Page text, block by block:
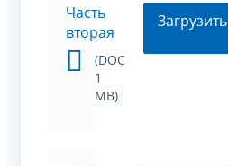
Часть
вторая
(DOC
1
MB)
Загрузить